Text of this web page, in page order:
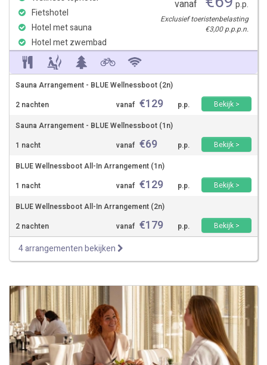
Fietshotel
Hotel met sauna
Hotel met zwembad
vanaf p.p.
Exclusief toeristenbelasting
€3,00 p.p.p.n.
Sauna Arrangement - BLUE Wellnessboot (2n)
2 nachten
vanaf €129 p.p.
Bekijk >
Sauna Arrangement - BLUE Wellnessboot (1n)
1 nacht
vanaf €69 p.p.
Bekijk >
BLUE Wellnessboot All-In Arrangement (1n)
1 nacht
vanaf €129 p.p.
Bekijk >
BLUE Wellnessboot All-In Arrangement (2n)
2 nachten
vanaf €179 p.p. Bekijk >
4 arrangementen bekijken